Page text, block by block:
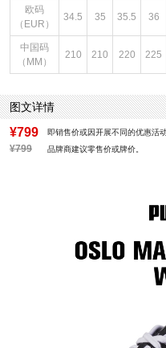
欧码
（EUR）
34.5 35 35.5 36
中国码
（MM）
210 210 220 225
图文详情
¥799 即销售价或因开展不同的优惠活
¥799 品牌商建议零售价或牌价。